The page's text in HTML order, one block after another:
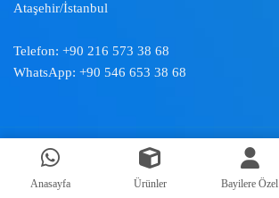
Ataşehir/İstanbul
Telefon: +90 216 573 38 68
WhatsApp: +90 546 653 38 68
Doğal İklimlendirme ™ | 2024
Anasayfa Ürünler Bayilere Özel